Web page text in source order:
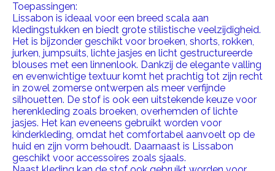
Toepassingen:
Lissabon is ideaal voor een breed scala aan
kledingstukken en biedt grote stilistische veelzijdigheid.
Het is bijzonder geschikt voor broeken, shorts, rokken,
jurken, jumpsuits, lichte jasjes en licht gestructureerde
blouses met een linnenlook. Dankzij de elegante valling
en evenwichtige textuur komt het prachtig tot zijn recht
in zowel zomerse ontwerpen als meer verfijnde
silhouetten. De stof is ook een uitstekende keuze voor
herenkleding zoals broeken, overhemden of lichte
jasjes. Het kan eveneens gebruikt worden voor
kinderkleding, omdat het comfortabel aanvoelt op de
huid en zijn vorm behoudt. Daarnaast is Lissabon
geschikt voor accessoires zoals sjaals.